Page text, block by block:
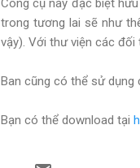
trong tương lai sẽ như
vậy). Với thư viện các
Ban cũng có thể sử dụng
Bạn có thể download tại